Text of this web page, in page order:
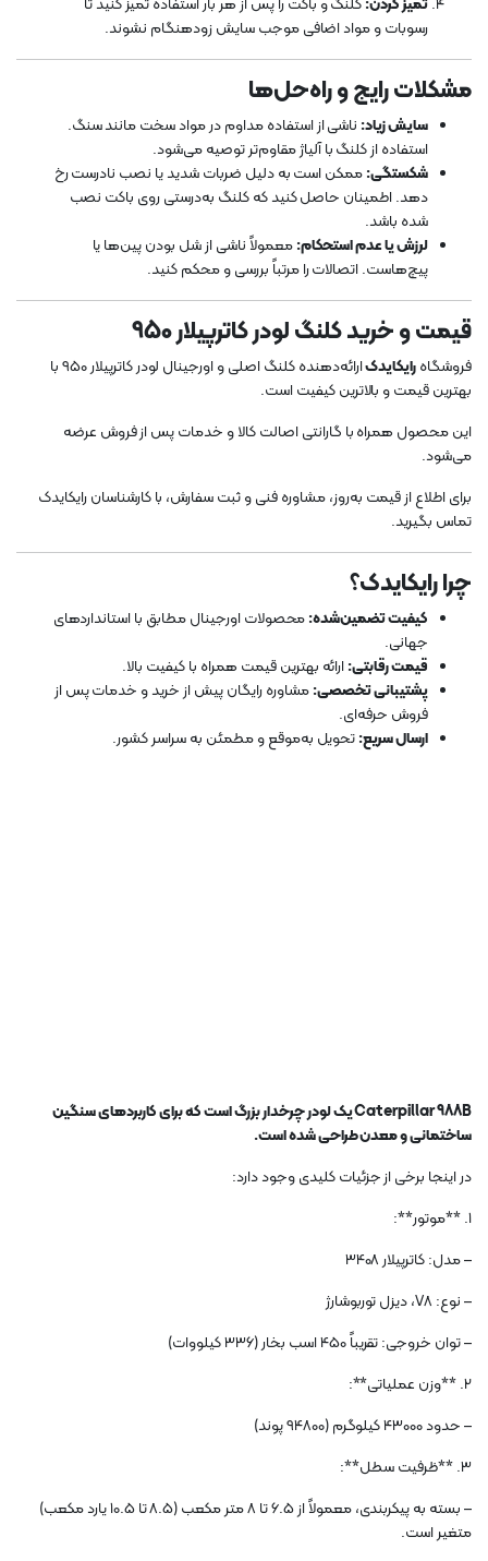
تمیز کردن:کلنگ و باکت را پس از هر بار استفاده تمیز کنید تا
رسوبات و مواد اضافی موجب سایش زودهنگام نشوند.
مشکلات رایج و راه‌حل‌ها
سایش زیاد: ناشی از استفاده مداوم در مواد سخت مانند سنگ.
استفاده از کلنگ با آلیاژ مقاوم‌تر توصیه می‌شود.
شکستگی:ممکن است به دلیل ضربات شدید یا نصب نادرست رخ
دهد. اطمینان حاصل کنید که کلنگ به‌درستی روی باکت نصب
شده باشد.
لرزش یا عدم استحکام:معمولاً ناشی از شل بودن پین‌ها یا
پیچ‌هاست. اتصالات را مرتباً بررسی و محکم کنید.
قیمت و خرید کلنگ لودر کاترپیلار 950
فروشگاهرایکایدک
ارائه‌دهنده کلنگ اصلی و اورجینال لودر کاترپیلار 950 با
بهترین قیمت و بالاترین کیفیت است.
این محصول همراه با گارانتی اصالت کالا و خدمات پس از فروش عرضه
می‌شود.
برای اطلاع از قیمت به‌روز، مشاوره فنی و ثبت سفارش، با کارشناسان رایکایدک
تماس بگیرید.
چرا رایکایدک؟
کیفیت تضمین‌شده:محصولات اورجینال مطابق با استانداردهای
جهانی.
قیمت رقابتی:ارائه بهترین قیمت همراه با کیفیت بالا.
پشتیبانی تخصصی:مشاوره رایگان پیش از خرید و خدمات پس از
فروش حرفه‌ای.
ارسال سریع:تحویل به‌موقع و مطمئن به سراسر کشور.
Caterpillar 988B یک لودر چرخدار بزرگ است که برای کاربردهای سنگین
ساختمانی و معدن طراحی شده است.
در اینجا برخی از جزئیات کلیدی وجود دارد:
1. **موتور**:
– مدل: کاترپیلار 3408
– نوع: V8، دیزل توربوشارژ
– توان خروجی: تقریباً 450 اسب بخار (336 کیلووات)
2. **وزن عملیاتی**:
– حدود 43000 کیلوگرم (94800 پوند)
3. **ظرفیت سطل**:
– بسته به پیکربندی، معمولاً از 6.5 تا 8 متر مکعب (8.5 تا 10.5 یارد مکعب)
متغیر است.